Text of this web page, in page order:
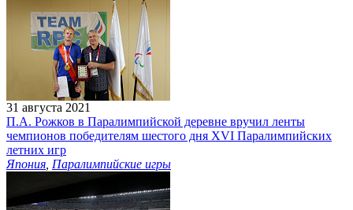
31 августа 2021
П.А. Рожков в Паралимпийской деревне вручил ленты
чемпионов победителям шестого дня XVI Паралимпийских
летних игр
Япония Паралимпийские игры